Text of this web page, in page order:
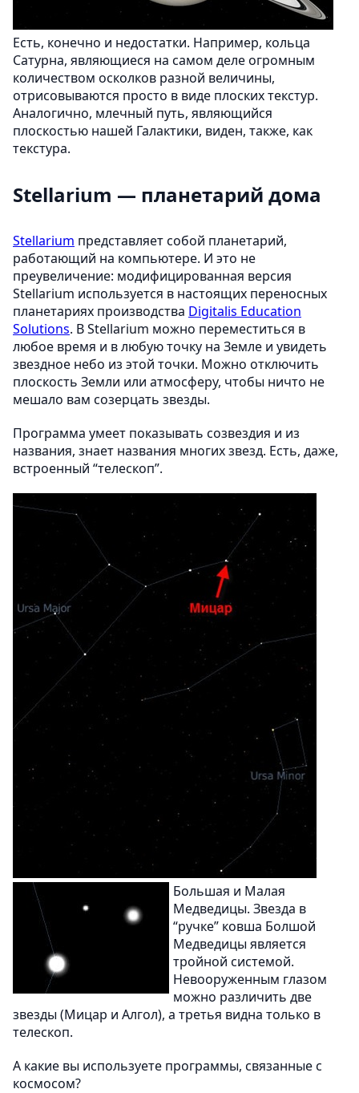
Есть, конечно и недостатки. Например, кольца
Сатурна, являющиеся на самом деле огромным
количеством осколков разной величины,
отрисовываются просто в виде плоских текстур.
Аналогично, млечный путь, являющийся
плоскостью нашей Галактики, виден, также, как
текстура.
Stellarium — планетарий дома
Stellarium представляет собой планетарий,
работающий на компьютере. И это не
преувеличение: модифицированная версия
Stellarium используется в настоящих переносных
планетариях производства Digitalis Education
Solutions. В Stellarium можно переместиться в
любое время и в любую точку на Земле и увидеть
звездное небо из этой точки. Можно отключить
плоскость Земли или атмосферу, чтобы ничто не
мешало вам созерцать звезды.
Программа умеет показывать созвездия и из
названия, знает названия многих звезд. Есть, даже,
встроенный “телескоп”.
Большая и Малая
Медведицы. Звезда в
“ручке” ковша Болшой
Медведицы является
тройной системой.
Невооруженным глазом
можно различить две
звезды (Мицар и Алгол), а третья видна только в
телескоп.
А какие вы используете программы, связанные с
космосом?